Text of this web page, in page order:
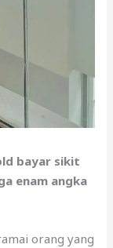
bayar sikit
enam angka
orang yang